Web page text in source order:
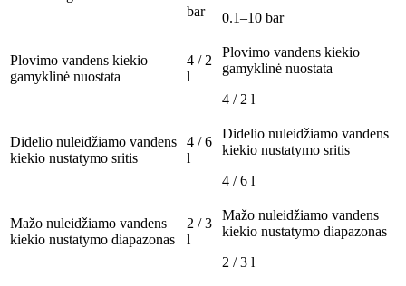
bar
0.1–10 bar
Plovimo vandens kiekio
gamyklinė nuostata
4 / 2
l
Plovimo vandens kiekio
gamyklinė nuostata
4 / 2 l
Didelio nuleidžiamo vandens
kiekio nustatymo sritis
4 / 6
l
Didelio nuleidžiamo vandens
kiekio nustatymo sritis
4 / 6 l
Mažo nuleidžiamo vandens
kiekio nustatymo diapazonas
2 / 3
l
Mažo nuleidžiamo vandens
kiekio nustatymo diapazonas
2 / 3 l